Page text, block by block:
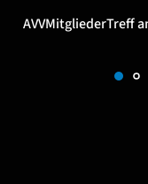
AVVMitgliederTreff